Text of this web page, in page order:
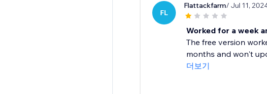
FL
Flattackfarm/ Jul 11,
Worked for a week
The free version
months and won't
더보기